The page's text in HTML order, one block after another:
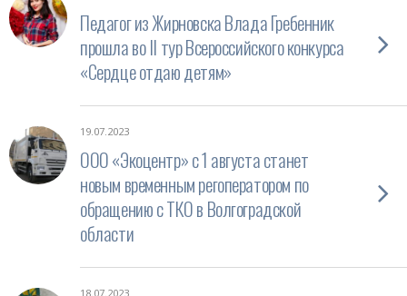
Педагог из Жирновска Влада Гребенник
прошла во II тур Всероссийского конкурса
«Сердце отдаю детям»
19.07.2023
ООО «Экоцентр» с 1 августа станет
новым временным регоператором по
обращению с ТКО в Волгоградской
области
18.07.2023